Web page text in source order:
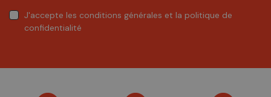
J'accepte les conditions générales et la politique de
confidentialité